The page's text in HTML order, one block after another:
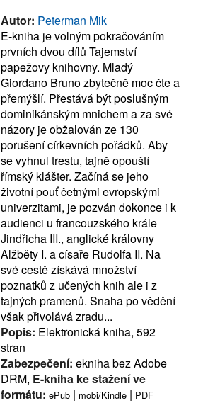
Autor: Peterman Mik
E-kniha je volným pokračováním
prvních dvou dílů Tajemství
papežovy knihovny. Mladý
Giordano Bruno zbytečně moc čte a
přemýšlí. Přestává být poslušným
dominikánským mnichem a za své
názory je obžalován ze 130
porušení církevních pořádků. Aby
se vyhnul trestu, tajně opouští
římský klášter. Začíná se jeho
životní pouť četnými evropskými
univerzitami, je pozván dokonce i k
audienci u francouzského krále
Jindřicha III., anglické královny
Alžběty I. a císaře Rudolfa II. Na
své cestě získává množství
poznatků z učených knih ale i z
tajných pramenů. Snaha po vědění
však přivolává zradu...
Popis: Elektronická kniha, 592
stran
Zabezpečení: ekniha bez Adobe
DRM, E-kniha ke stažení ve
formátu: ePub | mobi/Kindle | PDF